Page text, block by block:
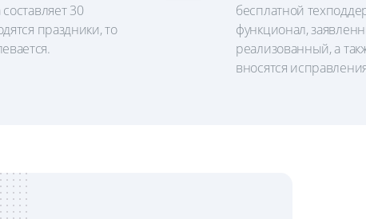
30
праздники, то
бесплатной
функционал,
реализованный, а
вносятся